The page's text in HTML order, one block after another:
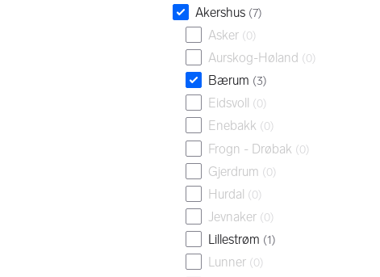
Akershus (7)
Asker (0)
Aurskog-Høland (0)
Bærum (3)
Eidsvoll (0)
Enebakk (0)
Frogn - Drøbak (0)
Gjerdrum (0)
Hurdal (0)
Jevnaker (0)
Lillestrøm (1)
Lunner (0)